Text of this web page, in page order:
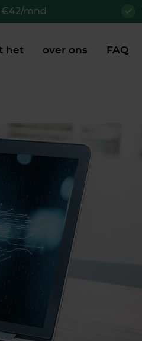
€42/mnd
het over ons FAQ